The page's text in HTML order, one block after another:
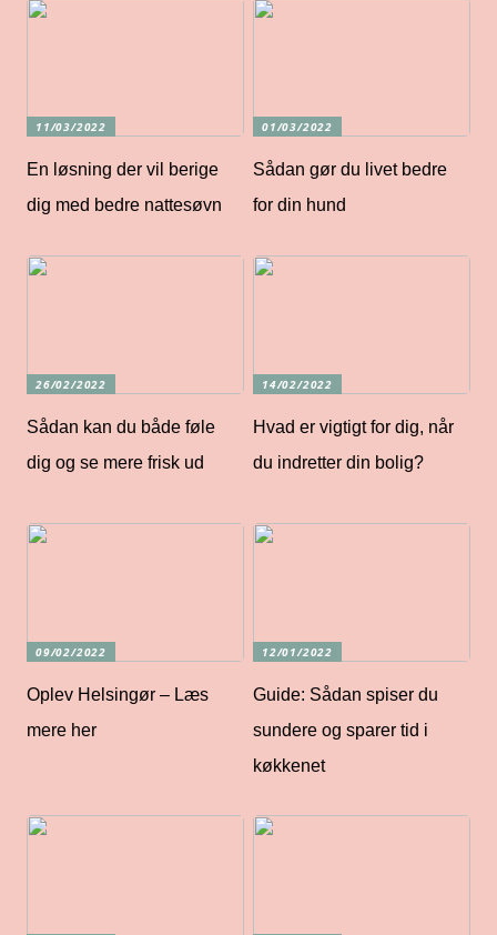
11/03/2022
En løsning der vil berige
dig med bedre nattesøvn
01/03/2022
Sådan gør du livet bedre
for din hund
26/02/2022
Sådan kan du både føle
dig og se mere frisk ud
14/02/2022
Hvad er vigtigt for dig, når
du indretter din bolig?
09/02/2022
Oplev Helsingør – Læs
mere her
12/01/2022
Guide: Sådan spiser du
sundere og sparer tid i
køkkenet